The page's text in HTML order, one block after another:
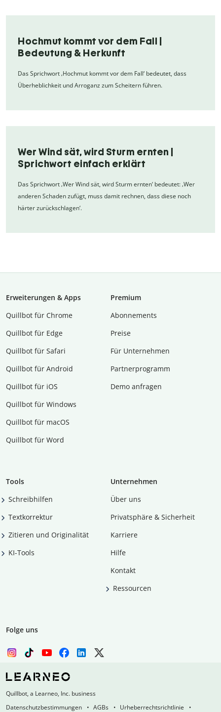
Hochmut kommt vor dem Fall |
Bedeutung & Herkunft
Das Sprichwort ‚Hochmut kommt vor dem Fall‘ bedeutet, dass
Überheblichkeit und Arroganz zum Scheitern führen.
Wer Wind sät, wird Sturm ernten |
Sprichwort einfach erklärt
Das Sprichwort ‚Wer Wind sät, wird Sturm ernten‘ bedeutet: ‚Wer
anderen Schaden zufügt, muss damit rechnen, dass diese noch
härter zurückschlagen‘.
Erweiterungen & Apps
Quillbot für Chrome
Quillbot für Edge
Quillbot für Safari
Quillbot für Android
Quillbot für iOS
Quillbot für Windows
Quillbot für macOS
Quillbot für Word
Premium
Abon­ne­ments
Preise
Für Unternehmen
Partnerprogramm
Demo anfragen
Tools
Schreibhilfen
Textkorrektur
Zitieren und Originalität
KI-Tools
Unternehmen
Über uns
Privatsphäre & Sicherheit
Karriere
Hilfe
Kontakt
Ressourcen
Folge uns
Quillbot, a Learneo, Inc. business
Datenschutzbestimmungen
AGBs Urheberrechtsrichtlinie